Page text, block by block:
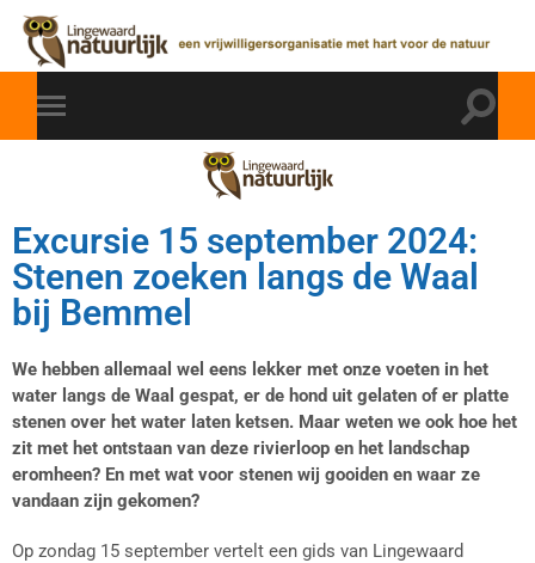
Excursie 15 september 2024:
Stenen zoeken langs de Waal
bij Bemmel
We hebben allemaal wel eens lekker met onze voeten in het
water langs de Waal gespat, er de hond uit gelaten of er platte
stenen over het water laten ketsen. Maar weten we ook hoe het
zit met het ontstaan van deze rivierloop en het landschap
eromheen? En met wat voor stenen wij gooiden en waar ze
vandaan zijn gekomen?
Op zondag 15 september vertelt een gids van Lingewaard